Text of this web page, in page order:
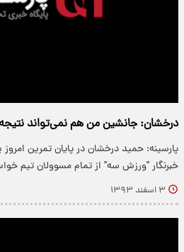
درخشان: جانشین من هم نمی‌تواند نتیجه
پارسینه: حميد درخشان در پايان تمرين
خبرنگار "ورزش سه" از تمام مسوولان تيم
۳ اسفند ۱۳۹۳